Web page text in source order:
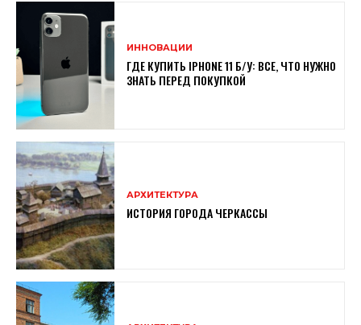
ИННОВАЦИИ
ГДЕ КУПИТЬ IPHONE 11 Б/У: ВСЕ, ЧТО НУЖНО
ЗНАТЬ ПЕРЕД ПОКУПКОЙ
АРХИТЕКТУРА
ИСТОРИЯ ГОРОДА ЧЕРКАССЫ